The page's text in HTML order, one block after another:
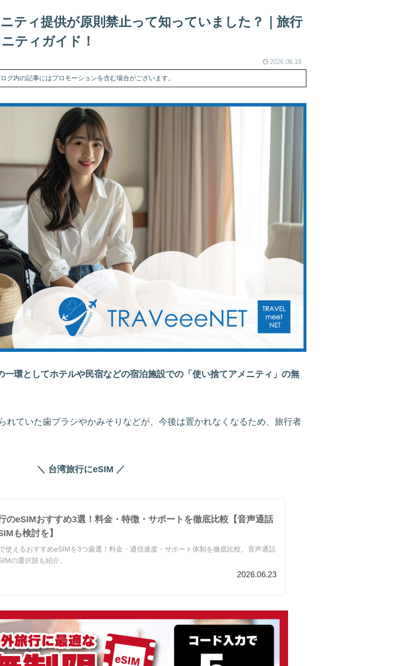
ティ提供が原則禁止って知っていました？｜旅行
ティガイド！
2026.06.18
グ内の記事にはプロモーションを含む場合がございます。
一環としてホテルや民宿などの宿泊施設での「使い捨てアメニティ」の無
れていた歯ブラシやかみそりなどが、今後は置かれなくなるため、旅行者
＼ 台湾旅行にeSIM ／
のeSIMおすすめ3選！料金・特徴・サポートを徹底比較【音声通話
も検討を】
使えるおすすめeSIMを3つ厳選！料金・通信速度・サポート体制を徹底比較。音声通話
の選択肢も紹介。
2026.06.23